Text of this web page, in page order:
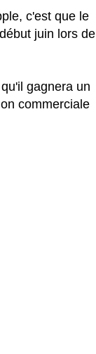
c'est que le
juin lors de
gagnera un
commerciale